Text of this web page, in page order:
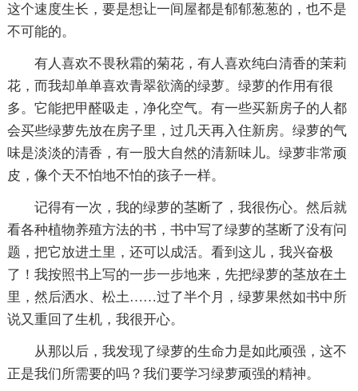
这个速度生长，要是想让一间屋都是郁郁葱葱的，也不是
不可能的。
有人喜欢不畏秋霜的菊花，有人喜欢纯白清香的茉莉
花，而我却单单喜欢青翠欲滴的绿萝。绿萝的作用有很
多。它能把甲醛吸走，净化空气。有一些买新房子的人都
会买些绿萝先放在房子里，过几天再入住新房。绿萝的气
味是淡淡的清香，有一股大自然的清新味儿。绿萝非常顽
皮，像个天不怕地不怕的孩子一样。
记得有一次，我的绿萝的茎断了，我很伤心。然后就
看各种植物养殖方法的书，书中写了绿萝的茎断了没有问
题，把它放进土里，还可以成活。看到这儿，我兴奋极
了！我按照书上写的一步一步地来，先把绿萝的茎放在土
里，然后洒水、松土……过了半个月，绿萝果然如书中所
说又重回了生机，我很开心。
从那以后，我发现了绿萝的生命力是如此顽强，这不
正是我们所需要的吗？我们要学习绿萝顽强的精神。